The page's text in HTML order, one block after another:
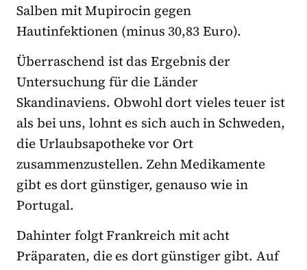
Salben mit Mupirocin gegen
Hautinfektionen (minus 30,83 Euro).
Überraschend ist das Ergebnis der
Untersuchung für die Länder
Skandinaviens. Obwohl dort vieles teuer ist
als bei uns, lohnt es sich auch in Schweden,
die Urlaubsapotheke vor Ort
zusammenzustellen. Zehn Medikamente
gibt es dort günstiger, genauso wie in
Portugal.
Dahinter folgt Frankreich mit acht
Präparaten, die es dort günstiger gibt. Auf